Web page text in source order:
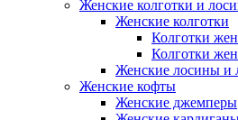
Женские колготки и
Женские колготки
Колготки
Колготки
Женские лосины и
Женские кофты
Женские джемперы